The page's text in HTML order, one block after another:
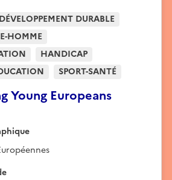
Young Europeans
DÉVELOPPEMENT DURABLE
HOMME
HANDICAP
SPORT-SANTÉ